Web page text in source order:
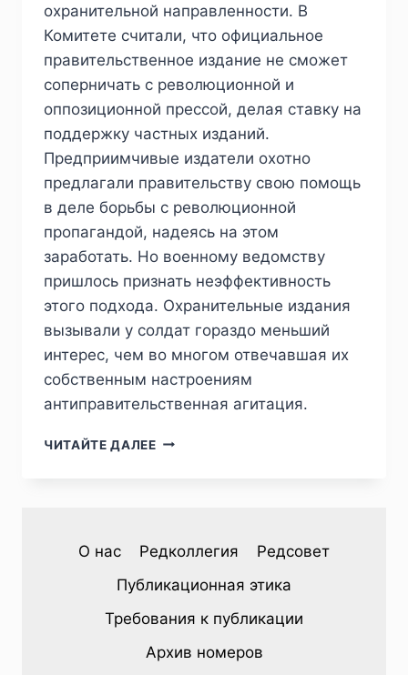
охранительной направленности. В
Комитете считали, что официальное
правительственное издание не сможет
соперничать с революционной и
оппозиционной прессой, делая ставку на
поддержку частных изданий.
Предприимчивые издатели охотно
предлагали правительству свою помощь
в деле борьбы с революционной
пропагандой, надеясь на этом
заработать. Но военному ведомству
пришлось признать неэффективность
этого подхода. Охранительные издания
вызывали у солдат гораздо меньший
интерес, чем во многом отвечавшая их
собственным настроениям
антиправительственная агитация.
ЧИТАЙТЕ ДАЛЕЕПИЖ
Ю.
ВОЙНА
И
«СМУТА»:
ВОЕННОЕ
О нас Редколлегия
Редсовет
Публикационная этика
Требования к публикации
Архив номеров